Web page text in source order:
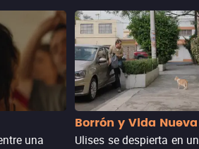
una
Borrón y Vida Nueva
Ulises se despierta en un